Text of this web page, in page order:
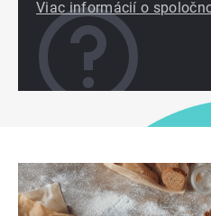
Viac informácií o